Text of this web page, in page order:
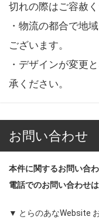
切れの際はご容赦く
・物流の都合で地
ございます。
・デザインが変更
承ください。
お問い合わせ
本件に関するお問い合
電話でのお問い合わせ
▼ とらのあなWebsite